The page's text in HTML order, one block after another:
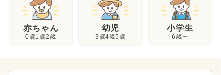
赤ちゃん
0歳1歳2歳
幼児
3歳4歳5歳
小学生
6歳〜